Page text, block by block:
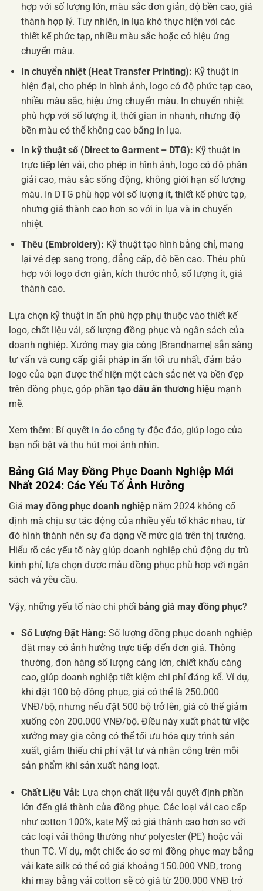
hợp với số lượng lớn, màu sắc đơn giản, độ bền cao, giá
thành hợp lý. Tuy nhiên, in lụa khó thực hiện với các
thiết kế phức tạp, nhiều màu sắc hoặc có hiệu ứng
chuyển màu.
In chuyển nhiệt (Heat Transfer Printing): Kỹ thuật in
hiện đại, cho phép in hình ảnh, logo có độ phức tạp cao,
nhiều màu sắc, hiệu ứng chuyển màu. In chuyển nhiệt
phù hợp với số lượng ít, thời gian in nhanh, nhưng độ
bền màu có thể không cao bằng in lụa.
In kỹ thuật số (Direct to Garment – DTG): Kỹ thuật in
trực tiếp lên vải, cho phép in hình ảnh, logo có độ phân
giải cao, màu sắc sống động, không giới hạn số lượng
màu. In DTG phù hợp với số lượng ít, thiết kế phức tạp,
nhưng giá thành cao hơn so với in lụa và in chuyển
nhiệt.
Thêu (Embroidery): Kỹ thuật tạo hình bằng chỉ, mang
lại vẻ đẹp sang trọng, đẳng cấp, độ bền cao. Thêu phù
hợp với logo đơn giản, kích thước nhỏ, số lượng ít, giá
thành cao.
Lựa chọn kỹ thuật in ấn phù hợp phụ thuộc vào thiết kế
logo, chất liệu vải, số lượng đồng phục và ngân sách của
doanh nghiệp. Xưởng may gia công [Brandname] sẵn sàng
tư vấn và cung cấp giải pháp in ấn tối ưu nhất, đảm bảo
logo của bạn được thể hiện một cách sắc nét và bền đẹp
trên đồng phục, góp phần tạo dấu ấn thương hiệu mạnh
mẽ.
Xem thêm: Bí quyết in áo công ty độc đáo, giúp logo của
bạn nổi bật và thu hút mọi ánh nhìn.
Bảng Giá May Đồng Phục Doanh Nghiệp Mới
Nhất 2024: Các Yếu Tố Ảnh Hưởng
Giá may đồng phục doanh nghiệp năm 2024 không cố
định mà chịu sự tác động của nhiều yếu tố khác nhau, từ
đó hình thành nên sự đa dạng về mức giá trên thị trường.
Hiểu rõ các yếu tố này giúp doanh nghiệp chủ động dự trù
kinh phí, lựa chọn được mẫu đồng phục phù hợp với ngân
sách và yêu cầu.
Vậy, những yếu tố nào chi phối bảng giá may đồng phục?
Số Lượng Đặt Hàng: Số lượng đồng phục doanh nghiệp
đặt may có ảnh hưởng trực tiếp đến đơn giá. Thông
thường, đơn hàng số lượng càng lớn, chiết khấu càng
cao, giúp doanh nghiệp tiết kiệm chi phí đáng kể. Ví dụ,
khi đặt 100 bộ đồng phục, giá có thể là 250.000
VNĐ/bộ, nhưng nếu đặt 500 bộ trở lên, giá có thể giảm
xuống còn 200.000 VNĐ/bộ. Điều này xuất phát từ việc
xưởng may gia công có thể tối ưu hóa quy trình sản
xuất, giảm thiểu chi phí vật tư và nhân công trên mỗi
sản phẩm khi sản xuất hàng loạt.
Chất Liệu Vải: Lựa chọn chất liệu vải quyết định phần
lớn đến giá thành của đồng phục. Các loại vải cao cấp
như cotton 100%, kate Mỹ có giá thành cao hơn so với
các loại vải thông thường như polyester (PE) hoặc vải
thun TC. Ví dụ, một chiếc áo sơ mi đồng phục may bằng
vải kate silk có thể có giá khoảng 150.000 VNĐ, trong
khi may bằng vải cotton sẽ có giá từ 200.000 VNĐ trở